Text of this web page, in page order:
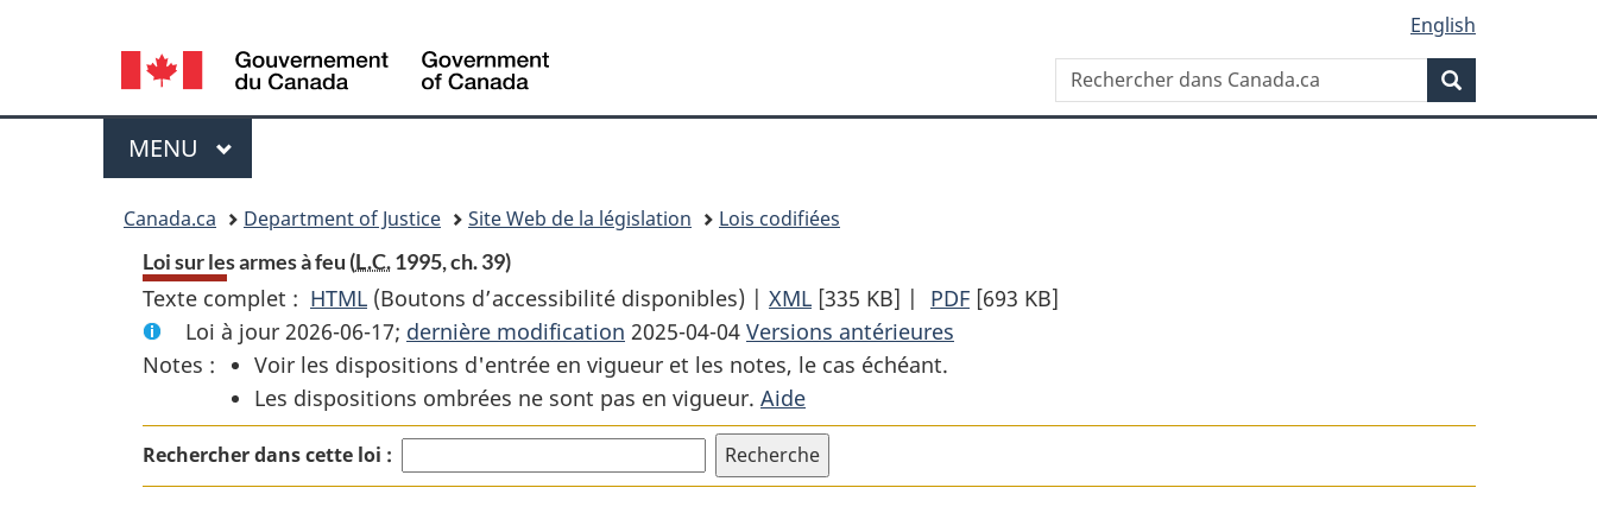
principal
À
site
version
Language
selection
English
Rechercher
dans
Canada.ca
Menu
MENU PRINCIPAL
Canada.ca Department of Justice Site Web de la législation
Lois codifiées
Loi sur les armes à feu (L.C.1995, ch. 39)
Texte complet : HTML Texte
complet
:
Loi
sur
les
(Boutons d’accessibilité disponibles) | XML Texte
complet
:
sur
les
[335 KB] | PDF Texte
sur
[693 KB]
Loi à jour 2026-06-17; dernière modification 2025-04-04 Versions antérieures
Notes :
Voir les dispositions d'entrée en vigueur et les notes, le cas échéant.
Les dispositions ombrées ne sont pas en vigueur. Aide
Rechercher dans cette loi :